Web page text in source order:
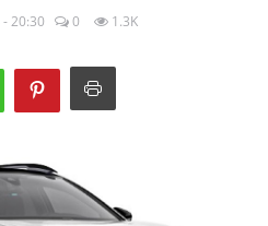
20:30 0 1.3K